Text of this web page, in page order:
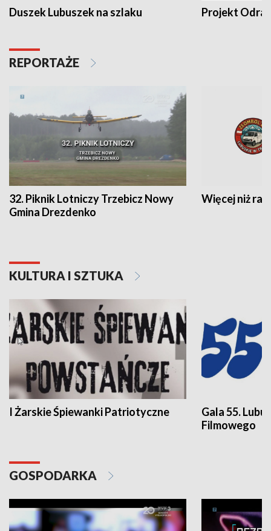
Duszek Lubuszek na szlaku Projekt Odra
REPORTAŻE
32. Piknik Lotniczy Trzebicz Nowy
Gmina Drezdenko
Więcej niż rajd
KULTURA I SZTUKA
I Żarskie Śpiewanki Patriotyczne
Gala 55.
Filmowego
GOSPODARKA